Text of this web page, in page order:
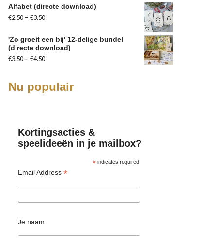
Alfabet (directe download)
€2.50 – €3.50
'Zo groeit een bij' 12-delige bundel
(directe download)
€3.50 – €4.50
Nu populair
Kortingsacties &
speelideeën in je mailbox?
*indicates required
Email Address *
Je naam